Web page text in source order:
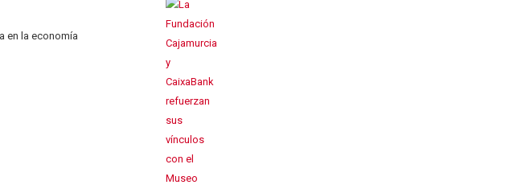
en la economía